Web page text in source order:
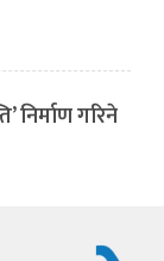
निर्माण गरिने